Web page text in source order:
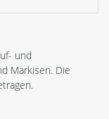
und
Markisen. Die